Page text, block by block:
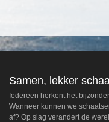
Samen, lekker
Iedereen herkent het
Wanneer kunnen we
af? Op slag verandert de